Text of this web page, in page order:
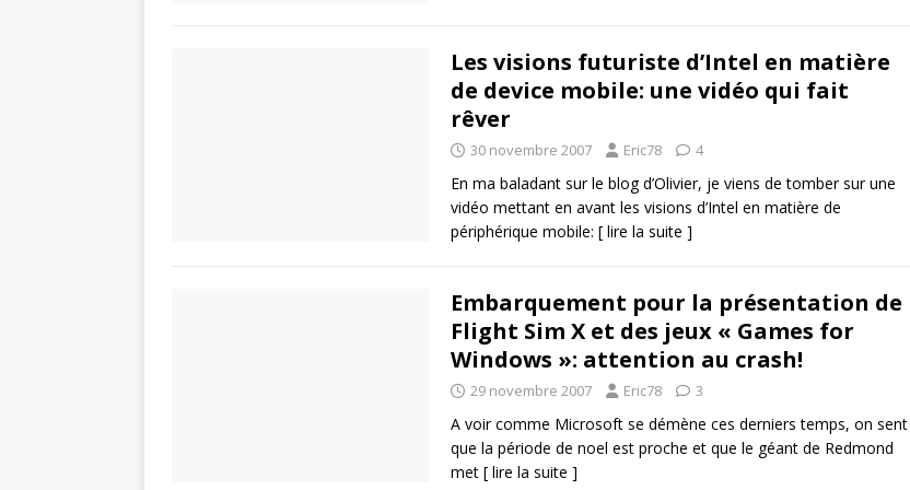
Les visions futuriste d’Intel en matière
de device mobile: une vidéo qui fait
rêver
30 novembre 2007 Eric78 4
En ma baladant sur le blog d’Olivier, je viens de tomber sur une
vidéo mettant en avant les visions d’Intel en matière de
périphérique mobile: [ lire la suite ]
Embarquement pour la présentation de
Flight Sim X et des jeux « Games for
Windows »: attention au crash!
29 novembre 2007 Eric78 3
A voir comme Microsoft se démène ces derniers temps, on sent
que la période de noel est proche et que le géant de Redmond
met [ lire la suite ]